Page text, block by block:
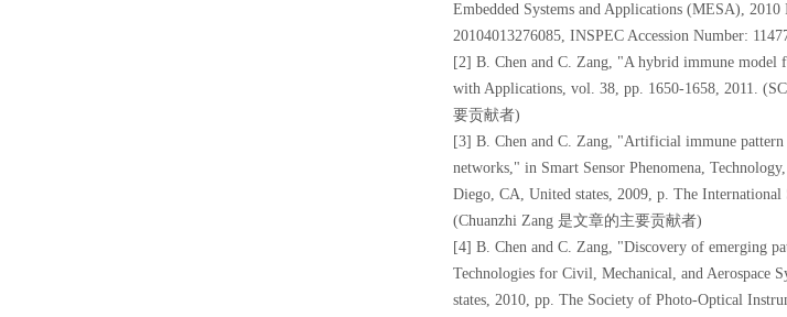
Embedded Systems and Applications (MESA),
20104013276085, INSPEC Accession Number:
[2] B. Chen and C. Zang, "A hybrid immune model
with Applications, vol. 38, pp. 1650-1658, 2011.
要贡献者)
[3] B. Chen and C. Zang, "Artificial immune
networks," in Smart Sensor Phenomena,
Diego, CA, United states, 2009, p. The
(Chuanzhi Zang 是文章的主要贡献者)
[4] B. Chen and C. Zang, "Discovery of emerging
Technologies for Civil, Mechanical, and Aerospace
states, 2010, pp. The Society of Photo-Optical